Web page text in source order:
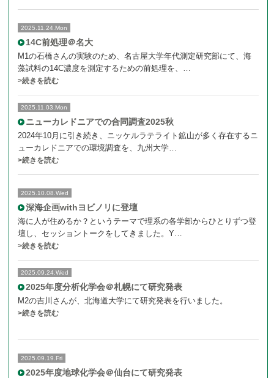
2025.11.24.Mon
14C前処理＠名大
M1の石橋さんの実験のため、名古屋大学年代測定研究部にて、海
藻試料の14C濃度を測定するための前処理を、…
>続きを読む
2025.11.03.Mon
ニューカレドニアでの合同調査2025秋
2024年10月に引き続き、ニッケルラテライト鉱山が多く存在するニ
ューカレドニアでの環境調査を、九州大学…
>続きを読む
2025.10.08.Wed
深海企画withヨビノリに登壇
海に人が住めるか？というテーマで理系の各学部からひとりずつ登
壇し、セッショントークをしてきました。Y…
>続きを読む
2025.09.24.Wed
2025年度分析化学会＠札幌にて研究発表
M2の吉川さんが、北海道大学にて研究発表を行いました。
>続きを読む
2025.09.19.Fri
2025年度地球化学会＠仙台にて研究発表